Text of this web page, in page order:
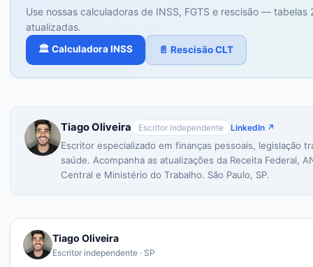
Use nossas calculadoras de INSS, FGTS e rescisão — tabelas
atualizadas.
🏛️ Calculadora INSS 📄 Rescisão CLT
Tiago Oliveira Escritor independente LinkedIn ↗
Escritor especializado em finanças pessoais, legislação
saúde. Acompanha as atualizações da Receita Federal,
Central e Ministério do Trabalho. São Paulo, SP.
Tiago Oliveira
Escritor independente · SP